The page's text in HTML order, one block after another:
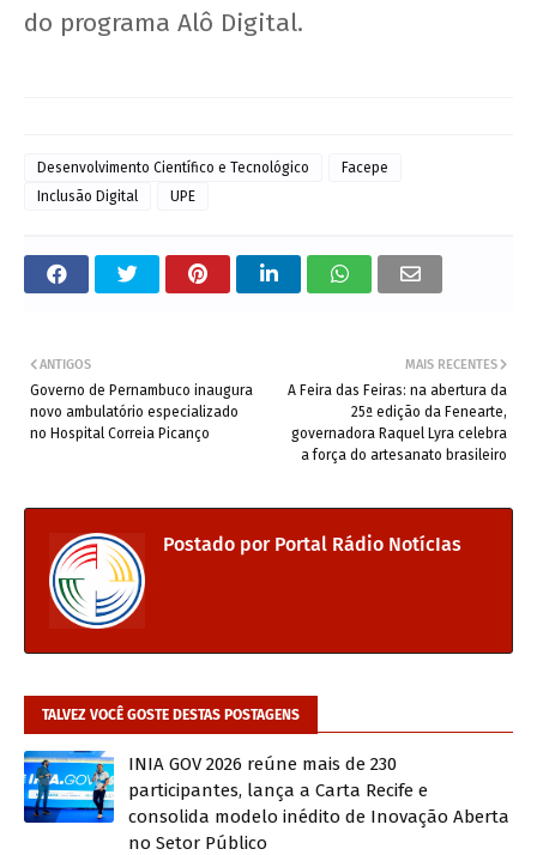
do programa Alô Digital.
Desenvolvimento Científico e Tecnológico
Facepe
Inclusão Digital
UPE
MAIS RECENTES
A Feira das Feiras: na abertura da
25ª edição da Fenearte,
governadora Raquel Lyra celebra
a força do artesanato brasileiro
ANTIGOS
Governo de Pernambuco inaugura
novo ambulatório especializado
no Hospital Correia Picanço
Postado porPortal Rádio NotícIas
TALVEZ VOCÊ GOSTE DESTAS POSTAGENS
INIA GOV 2026 reúne mais de 230
participantes, lança a Carta Recife e
consolida modelo inédito de Inovação Aberta
no Setor Público